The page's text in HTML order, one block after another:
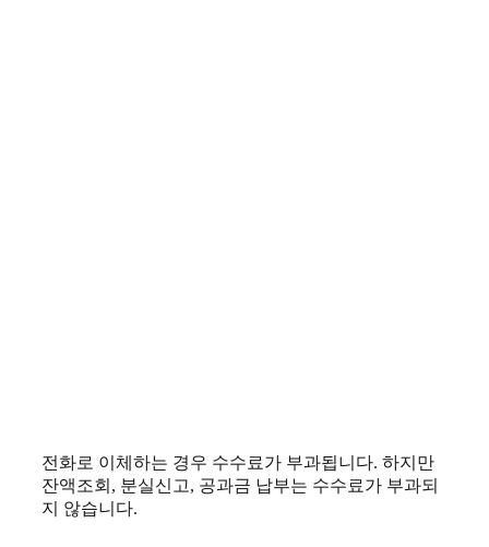
전화로 이체하는 경우 수수료가 부과됩니다. 하지만
잔액조회, 분실신고, 공과금 납부는 수수료가 부과되
지 않습니다.